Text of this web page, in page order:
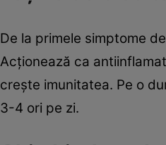
De la primele simptome
Acţionează ca
creşte imunitatea. Pe o
3-4 ori pe zi.